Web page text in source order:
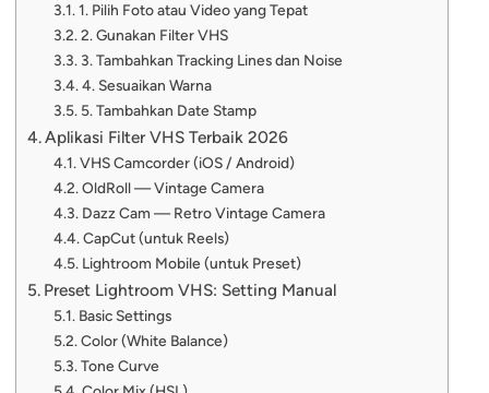
1. Pilih Foto atau Video yang Tepat
2. Gunakan Filter VHS
3. Tambahkan Tracking Lines dan Noise
4. Sesuaikan Warna
5. Tambahkan Date Stamp
Aplikasi Filter VHS Terbaik 2026
VHS Camcorder (iOS / Android)
OldRoll — Vintage Camera
Dazz Cam — Retro Vintage Camera
CapCut (untuk Reels)
Lightroom Mobile (untuk Preset)
Preset Lightroom VHS: Setting Manual
Basic Settings
Color (White Balance)
Tone Curve